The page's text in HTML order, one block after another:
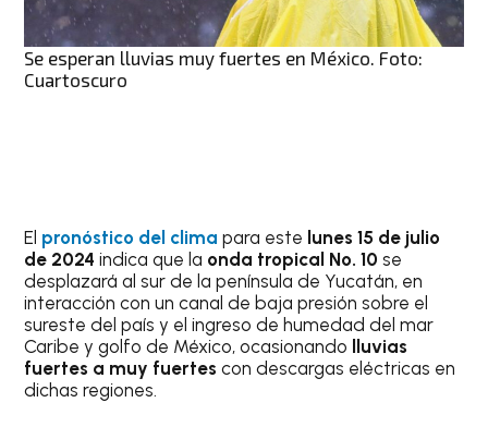
Se esperan lluvias muy fuertes en México. Foto:
Cuartoscuro
El pronóstico del clima para este lunes 15 de julio
de 2024 indica que la onda tropical No. 10 se
desplazará al sur de la península de Yucatán, en
interacción con un canal de baja presión sobre el
sureste del país y el ingreso de humedad del mar
Caribe y golfo de México, ocasionando lluvias
fuertes a muy fuertes con descargas eléctricas en
dichas regiones.